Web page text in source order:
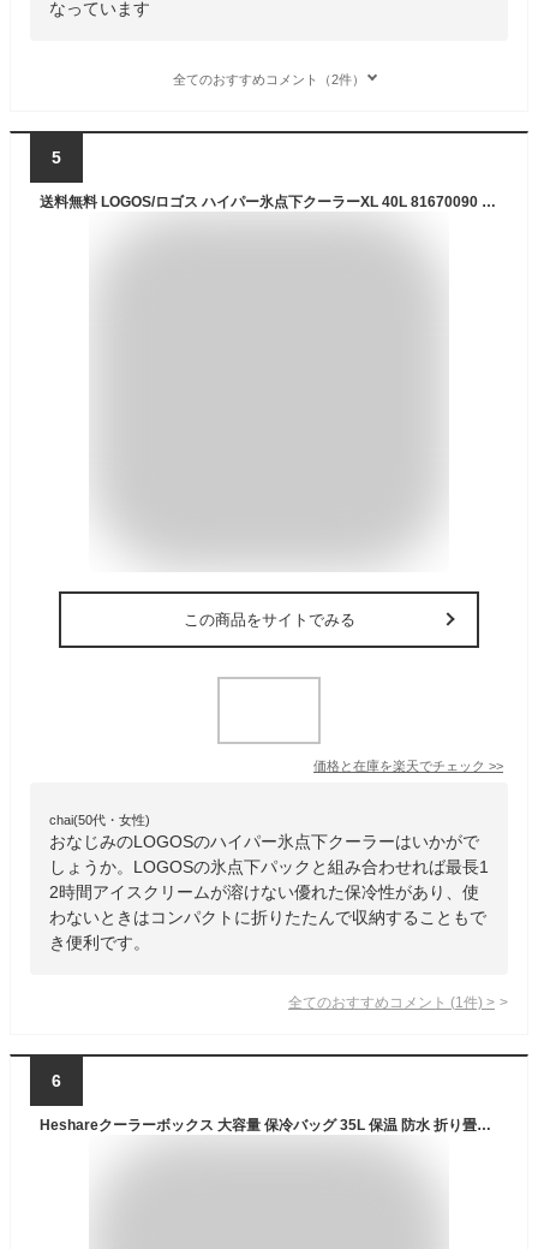
なっています
全てのおすすめコメント（2件）
5
送料無料 LOGOS/ロゴス ハイパー氷点下クーラーXL 40L 81670090 冷凍保存 長時間 大型 大容量 クーラーボックス アイス保存 ソフトケース コンパクト収納 あす楽対応 バイク好き ギフト お買い物マラソン 開催
この商品をサイトでみる
価格と在庫を楽天でチェック >>
chai(50代・女性)
おなじみのLOGOSのハイパー氷点下クーラーはいかがで
しょうか。LOGOSの氷点下パックと組み合わせれば最長1
2時間アイスクリームが溶けない優れた保冷性があり、使
わないときはコンパクトに折りたたんで収納することもで
き便利です。
全てのおすすめコメント (1 件) >
6
Heshareクーラーボックス 大容量 保冷バッグ 35L 保温 防水 折り畳み収納 おしゃれ 軽量 4層断熱 ソフトクーラーボックス 耐摩耗 大型 水漏れ防止 キャンプ/ピクニック/釣り/パーティ/花見/運動会/買い物/ショッピングカート